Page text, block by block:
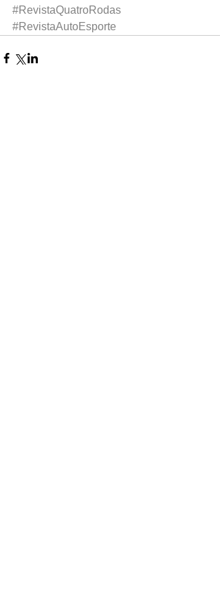
#RevistaQuatroRodas
#RevistaAutoEsporte